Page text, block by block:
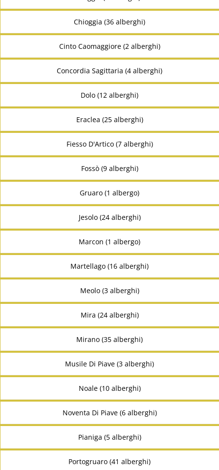
Chioggia (36 alberghi)
Cinto Caomaggiore (2 alberghi)
Concordia Sagittaria (4 alberghi)
Dolo (12 alberghi)
Eraclea (25 alberghi)
Fiesso D'Artico (7 alberghi)
Fossò (9 alberghi)
Gruaro (1 albergo)
Jesolo (24 alberghi)
Marcon (1 albergo)
Martellago (16 alberghi)
Meolo (3 alberghi)
Mira (24 alberghi)
Mirano (35 alberghi)
Musile Di Piave (3 alberghi)
Noale (10 alberghi)
Noventa Di Piave (6 alberghi)
Pianiga (5 alberghi)
Portogruaro (41 alberghi)